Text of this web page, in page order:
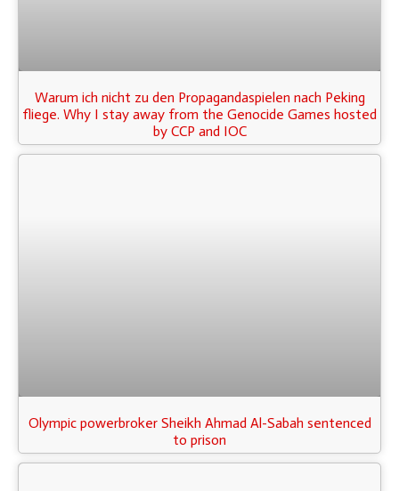
Warum ich nicht zu den Propagandaspielen nach Peking
fliege. Why I stay away from the Genocide Games hosted
by CCP and IOC
Olympic powerbroker Sheikh Ahmad Al-Sabah sentenced
to prison